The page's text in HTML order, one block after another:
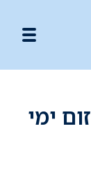
קבוצת מיומנויות DBT זום ימי